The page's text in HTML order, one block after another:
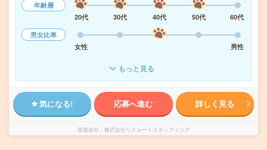
年齢層
20代
30代 40代 50代
60代
男女比率
女性
男性
もっと見る
気になる! 応募へ進む 詳しく見る
派遣会社 株式会社リクルートスタッフィング